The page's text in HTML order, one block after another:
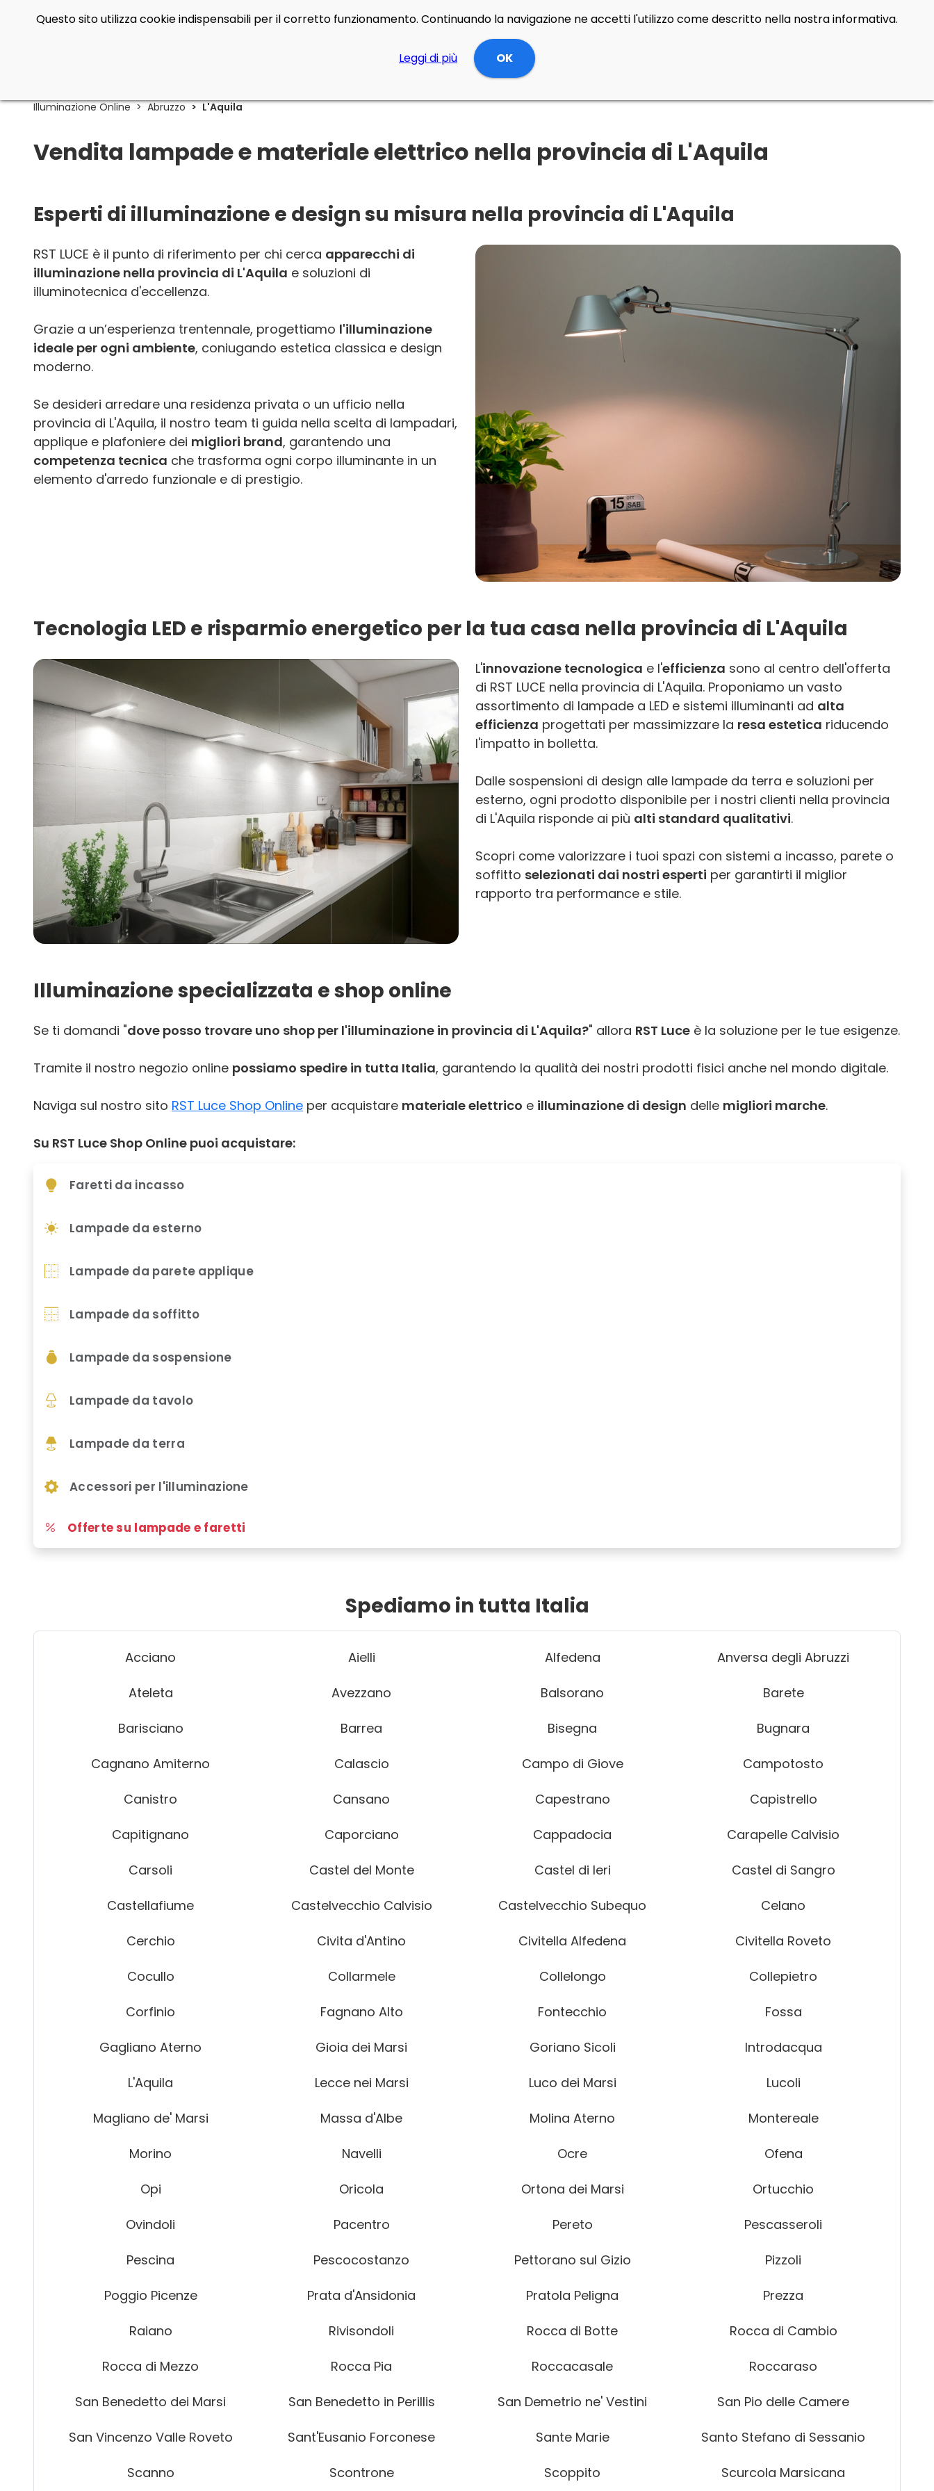
Illuminazione Online Abruzzo L'Aquila
Vendita lampade e materiale elettrico nella provincia di L'Aquila
Esperti di illuminazione e design su misura nella provincia di L'Aquila
RST LUCE è il punto di riferimento per chi cerca apparecchi di
illuminazione nella provincia di L'Aquila e soluzioni di
illuminotecnica d'eccellenza.
Grazie a un’esperienza trentennale, progettiamo l'illuminazione
ideale per ogni ambiente, coniugando estetica classica e design
moderno.
Se desideri arredare una residenza privata o un ufficio nella
provincia di L'Aquila, il nostro team ti guida nella scelta di lampadari,
applique e plafoniere dei migliori brand, garantendo una
competenza tecnica che trasforma ogni corpo illuminante in un
elemento d'arredo funzionale e di prestigio.
Tecnologia LED e risparmio energetico per la tua casa nella provincia di L'Aquila
L'innovazione tecnologica e l'efficienza sono al centro dell'offerta
di RST LUCE nella provincia di L'Aquila. Proponiamo un vasto
assortimento di lampade a LED e sistemi illuminanti ad alta
efficienza progettati per massimizzare la resa estetica riducendo
l'impatto in bolletta.
Dalle sospensioni di design alle lampade da terra e soluzioni per
esterno, ogni prodotto disponibile per i nostri clienti nella provincia
di L'Aquila risponde ai più alti standard qualitativi.
Scopri come valorizzare i tuoi spazi con sistemi a incasso, parete o
soffitto selezionati dai nostri esperti per garantirti il miglior
rapporto tra performance e stile.
Illuminazione specializzata e shop online
Se ti domandi "dove posso trovare uno shop per l'illuminazione in provincia di L'Aquila?" allora RST Luce è la soluzione per le tue esigenze.
Tramite il nostro negozio online possiamo spedire in tutta Italia, garantendo la qualità dei nostri prodotti fisici anche nel mondo digitale.
Naviga sul nostro sito RST Luce Shop Online per acquistare materiale elettrico e illuminazione di design delle migliori marche.
Su RST Luce Shop Online puoi acquistare:
Faretti da incasso
Lampade da esterno
Lampade da parete applique
Lampade da soffitto
Lampade da sospensione
Lampade da tavolo
Lampade da terra
Accessori per l'illuminazione
Offerte su lampade e faretti
Spediamo in tutta Italia
Acciano Aielli Alfedena Anversa degli Abruzzi
Ateleta Avezzano Balsorano Barete
Barisciano Barrea Bisegna Bugnara
Cagnano Amiterno Calascio Campo di Giove Campotosto
Canistro Cansano Capestrano Capistrello
Capitignano Caporciano Cappadocia Carapelle Calvisio
Carsoli Castel del Monte Castel di Ieri Castel di Sangro
Castellafiume Castelvecchio Calvisio Castelvecchio Subequo Celano
Cerchio Civita d'Antino Civitella Alfedena Civitella Roveto
Cocullo Collarmele Collelongo Collepietro
Corfinio Fagnano Alto Fontecchio Fossa
Gagliano Aterno Gioia dei Marsi Goriano Sicoli Introdacqua
L'Aquila Lecce nei Marsi Luco dei Marsi Lucoli
Magliano de' Marsi Massa d'Albe Molina Aterno Montereale
Morino Navelli Ocre Ofena
Opi Oricola Ortona dei Marsi Ortucchio
Ovindoli Pacentro Pereto Pescasseroli
Pescina Pescocostanzo Pettorano sul Gizio Pizzoli
Poggio Picenze Prata d'Ansidonia Pratola Peligna Prezza
Raiano Rivisondoli Rocca di Botte Rocca di Cambio
Rocca di Mezzo Rocca Pia Roccacasale Roccaraso
San Benedetto dei Marsi San Benedetto in Perillis San Demetrio ne' Vestini San Pio delle Camere
San Vincenzo Valle Roveto Sant'Eusanio Forconese Sante Marie Santo Stefano di Sessanio
Scanno Scontrone Scoppito Scurcola Marsicana
Questo sito utilizza cookie indispensabili per il corretto funzionamento. Continuando la navigazione ne accetti l'utilizzo come descritto nella nostra informativa.
Leggi di più OK